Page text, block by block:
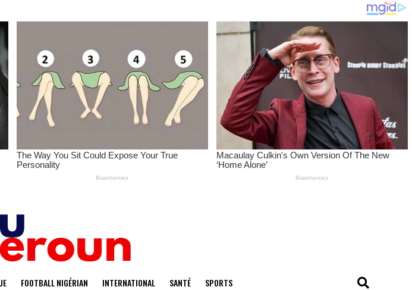
FOOTBALL NIGÉRIAN INTERNATIONAL SANTÉ SPORTS